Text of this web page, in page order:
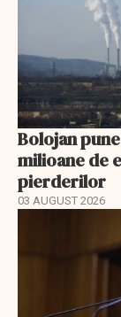
Bolojan
milioane de
pierderilor
03 AUGUST 2026